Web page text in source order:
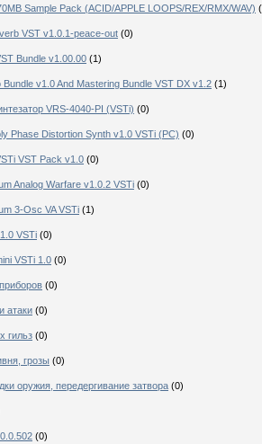
Sample Pack (ACID/APPLE LOOPS/REX/RMX/WAV)
VST v1.0.1-peace-out (0)
Bundle v1.00.00 (1)
v1.0 And Mastering Bundle VST DX v1.2 (1)
VRS-4040-PI (VSTi) (0)
Phase Distortion Synth v1.0 VSTi (PC) (0)
VST Pack v1.0 (0)
Analog Warfare v1.0.2 VSTi (0)
3-Osc VA VSTi (1)
VSTi (0)
VSTi 1.0 (0)
(0)
атаки (0)
гильз (0)
грозы (0)
оружия, передергивание затвора (0)
(0)